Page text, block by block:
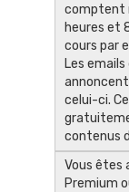
comptent
heures et
cours par
Les
celui-ci.
contenus
Vous êtes
Premium